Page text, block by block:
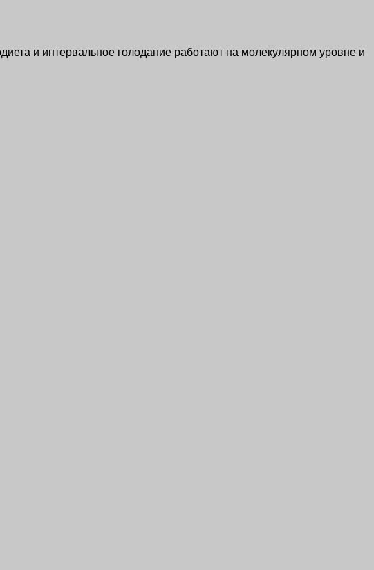
и интервальное голодание работают на молекулярном уровне и